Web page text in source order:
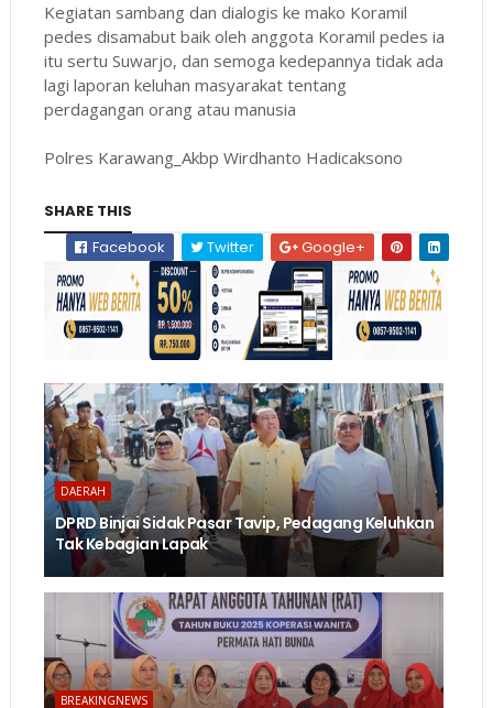
Kegiatan sambang dan dialogis ke mako Koramil
pedes disamabut baik oleh anggota Koramil pedes ia
itu sertu Suwarjo, dan semoga kedepannya tidak ada
lagi laporan keluhan masyarakat tentang
perdagangan orang atau manusia
Polres Karawang_Akbp Wirdhanto Hadicaksono
SHARE THIS
Facebook
Twitter Google+
DAERAH
DPRD Binjai Sidak Pasar Tavip, Pedagang Keluhkan
Tak Kebagian Lapak
BREAKINGNEWS